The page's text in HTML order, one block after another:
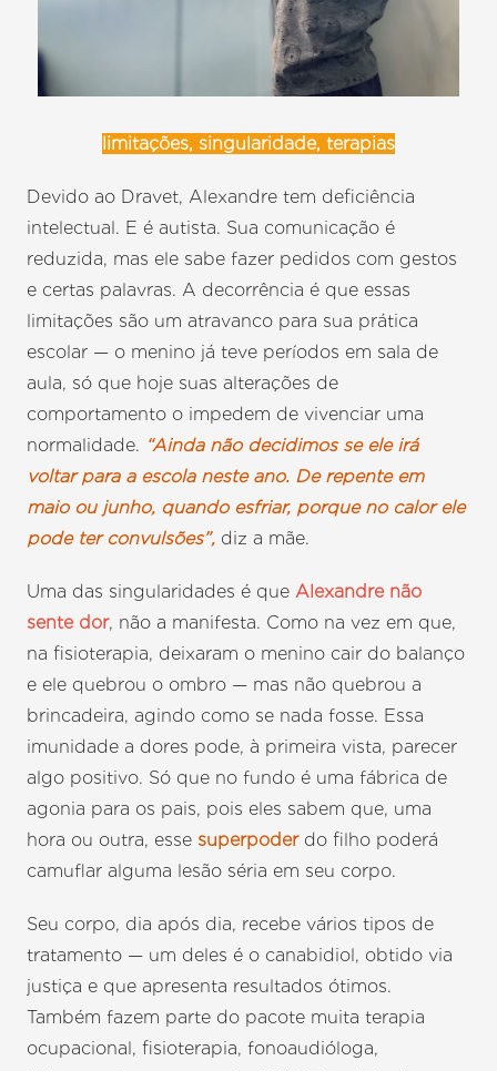
limitações, singularidade, terapias
Devido ao Dravet, Alexandre tem deficiência
intelectual. E é autista. Sua comunicação é
reduzida, mas ele sabe fazer pedidos com gestos
e certas palavras. A decorrência é que essas
limitações são um atravanco para sua prática
escolar — o menino já teve períodos em sala de
aula, só que hoje suas alterações de
comportamento o impedem de vivenciar uma
normalidade. “Ainda não decidimos se ele irá
voltar para a escola neste ano. De repente em
maio ou junho, quando esfriar, porque no calor ele
pode ter convulsões”, diz a mãe.
Uma das singularidades é que Alexandre não
sente dor, não a manifesta. Como na vez em que,
na fisioterapia, deixaram o menino cair do balanço
e ele quebrou o ombro — mas não quebrou a
brincadeira, agindo como se nada fosse. Essa
imunidade a dores pode, à primeira vista, parecer
algo positivo. Só que no fundo é uma fábrica de
agonia para os pais, pois eles sabem que, uma
hora ou outra, essesuperpoderdo filho poderá
camuflar alguma lesão séria em seu corpo.
Seu corpo, dia após dia, recebe vários tipos de
tratamento — um deles é o canabidiol, obtido via
justiça e que apresenta resultados ótimos.
Também fazem parte do pacote muita terapia
ocupacional, fisioterapia, fonoaudióloga,